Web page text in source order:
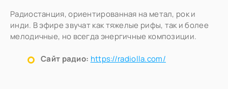
Радиостанция, ориентированная на метал, рок и
инди. В эфире звучат как тяжелые рифы, так и более
мелодичные, но всегда энергичные композиции.
Сайт радио: https://radiolla.com/